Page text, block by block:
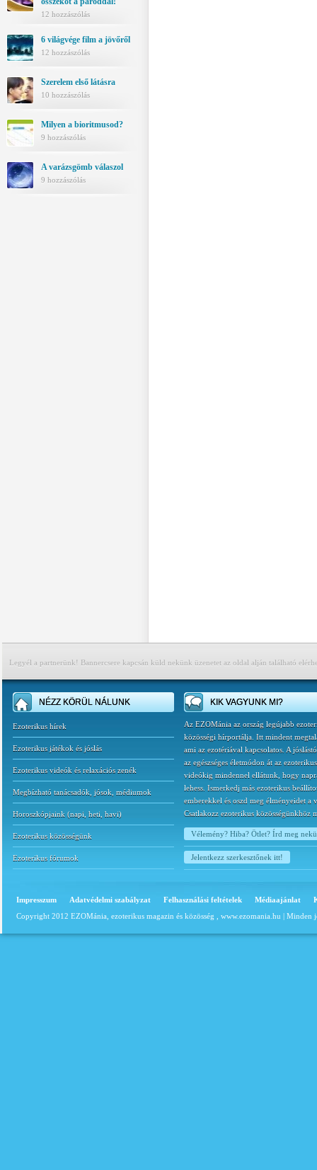
12 hozzászólás
6 világvége film a jövőről
12 hozzászólás
Szerelem első látásra
10 hozzászólás
Milyen a bioritmusod?
9 hozzászólás
A varázsgömb válaszol
9 hozzászólás
Legyél a partnerünk! Bannercsere kapcsán küld nekünk üzenetet az oldal alján található
NÉZZ KÖRÜL NÁLUNK
Ezoterikus hírek
Ezoterikus játékok és jóslás
Ezoterikus videók és relaxációs zenék
Megbízható tanácsadók, jósok, médiumok
Horoszkópjaink (napi heti havi)
Ezoterikus közösségünk
Ezoterikus fórumok
KIK VAGYUNK MI?
Az EZOMánia az ország legújabb
közösségi hírportálja. Itt mindent
ami az ezotériával kapcsolatos. A
az egészséges életmódon át az ezoterikus
videókig mindennel ellátunk, hogy
lehess. Ismerkedj más ezoterikus
emberekkel és oszd meg élményeidet a
Csatlakozz ezoterikus közösségünkhöz
Vélemény? Hiba? Ötlet? Írd meg
Jelentkezz szerkesztőnek itt!
Impresszum Adatvédelmi szabályzat Felhasználási feltételek Médiaajánlat
Copyright 2012 EZOMánia, ezoterikus magazin és közösség , www.ezomania.hu | Minden